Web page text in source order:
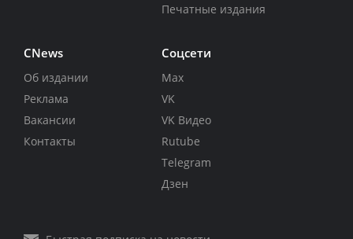
Печатные издания
CNews
Об издании
Реклама
Вакансии
Контакты
Соцсети
Max
VK
VK Видео
Rutube
Telegram
Дзен